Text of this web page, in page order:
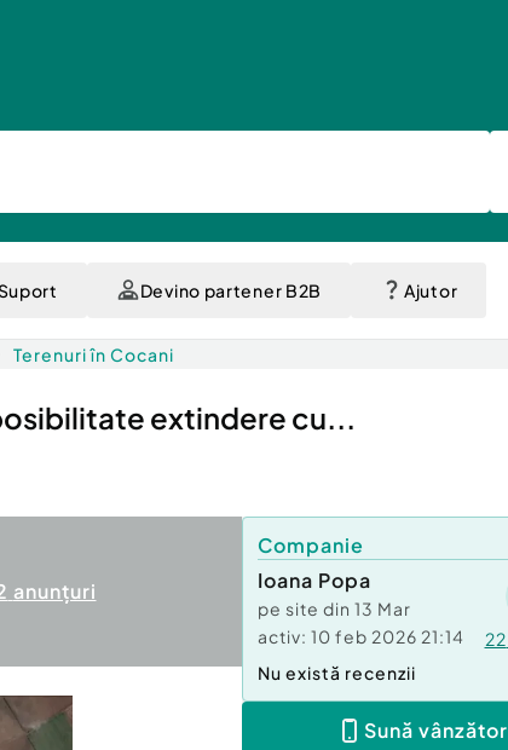
Devino partener B2B Ajutor
Terenuri în Cocani
extindere cu...
anunțuri
Companie
Ioana Popa
pe site din 13 Mar
activ: 10 feb 2026 21:14
22
Nu există recenzii
Sună